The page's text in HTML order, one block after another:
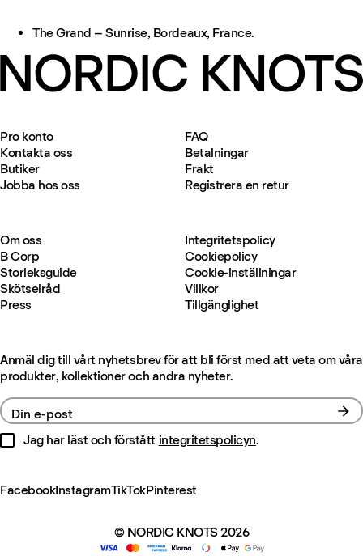
The Grand – Sunrise, Bordeaux, France.
Pro konto
Kontakta oss
Butiker
Jobba hos oss
FAQ
Betalningar
Frakt
Registrera en retur
Om oss
B Corp
Storleksguide
Skötselråd
Press
Integritetspolicy
Cookiepolicy
Cookie-inställningar
Villkor
Tillgänglighet
Anmäl dig till vårt nyhetsbrev för att bli först med att veta om våra
produkter, kollektioner och andra nyheter.
Din e-post
Jag har läst och förstått integritetspolicyn.
FacebookInstagramTikTokPinterest
© NORDIC KNOTS 2026